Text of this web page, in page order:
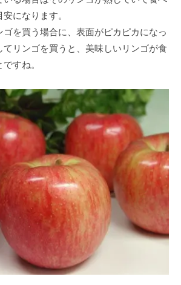
になります。
ゴを買う場合に、表面がピカピカになっ
リンゴを買うと、美味しいリンゴが食
すね。